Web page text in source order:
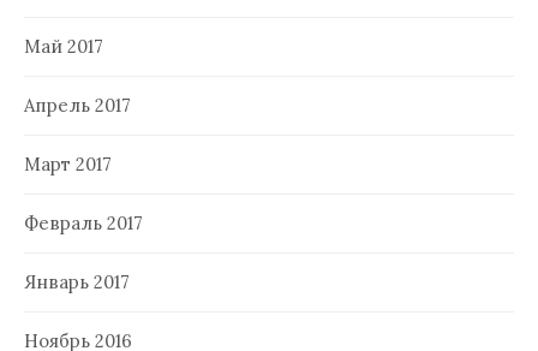
Май 2017
Апрель 2017
Март 2017
Февраль 2017
Январь 2017
Ноябрь 2016